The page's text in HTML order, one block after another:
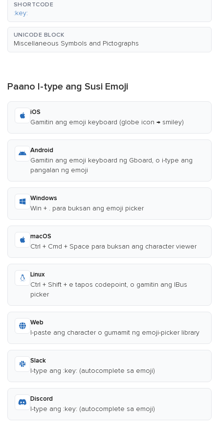
SHORTCODE
:key:
UNICODE BLOCK
Miscellaneous Symbols and Pictographs
Paano I-type ang Susi Emoji
iOS
Gamitin ang emoji keyboard (globe icon → smiley)
Android
Gamitin ang emoji keyboard ng Gboard, o i-type ang
pangalan ng emoji
Windows
Win + . para buksan ang emoji picker
macOS
Ctrl + Cmd + Space para buksan ang character viewer
Linux
Ctrl + Shift + e tapos codepoint, o gamitin ang IBus
picker
Web
I-paste ang character o gumamit ng emoji-picker library
Slack
I-type ang :key: (autocomplete sa emoji)
Discord
I-type ang :key: (autocomplete sa emoji)